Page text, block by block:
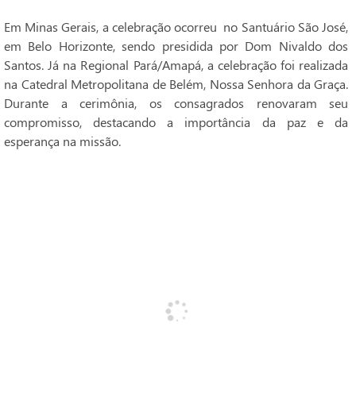
Em Minas Gerais, a celebração ocorreu no Santuário São José,
em Belo Horizonte, sendo presidida por Dom Nivaldo dos
Santos. Já na Regional Pará/Amapá, a celebração foi realizada
na Catedral Metropolitana de Belém, Nossa Senhora da Graça.
Durante a cerimônia, os consagrados renovaram seu
compromisso, destacando a importância da paz e da
esperança na missão.